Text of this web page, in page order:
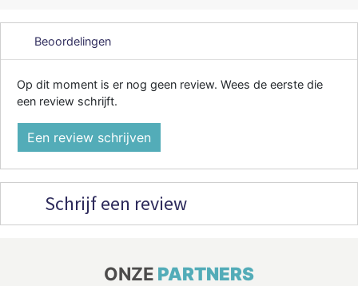
Beoordelingen
Op dit moment is er nog geen review. Wees de eerste die
een review schrijft.
Een review schrijven
Schrijf een review
ONZE PARTNERS